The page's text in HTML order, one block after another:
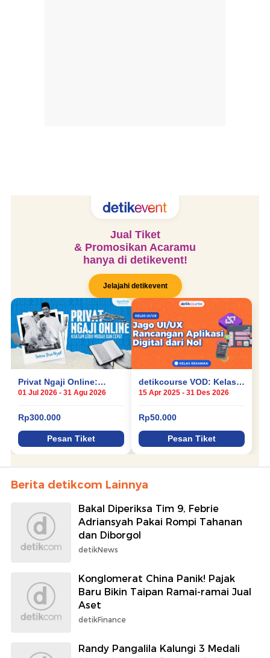
Berita detikcom Lainnya
Bakal Diperiksa Tim 9, Febrie
Adriansyah Pakai Rompi Tahanan
dan Diborgol
detikNews
Konglomerat China Panik! Pajak
Baru Bikin Taipan Ramai-ramai Jual
Aset
detikFinance
Randy Pangalila Kalungi 3 Medali